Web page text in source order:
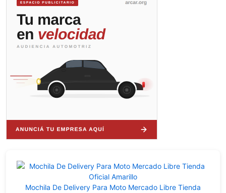
Mochila De Delivery Para Moto Mercado Libre Tienda